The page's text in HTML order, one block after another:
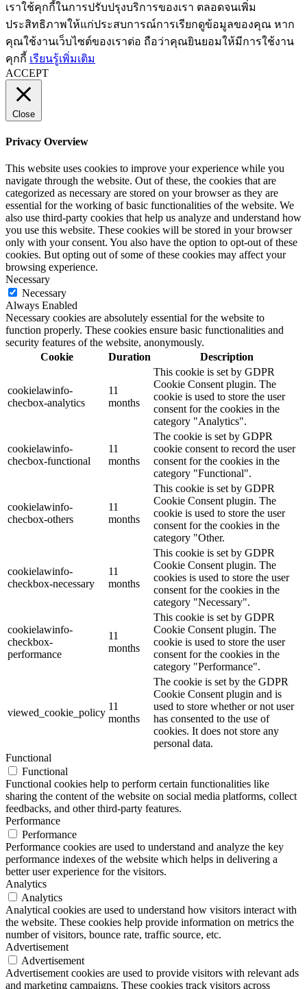
เราใช้คุกกี้ในการปรับปรุงบริการของเรา ตลอดจนเพิ่ม
ประสิทธิภาพให้แก่ประสบการณ์การเรียกดูข้อมูลของคุณ หาก
คุณใช้งานเว็บไซต์ของเราต่อ ถือว่าคุณยินยอมให้มีการใช้งาน
คุกกี้ เรียนรู้เพิ่มเติม
ACCEPT
Close
Privacy Overview
This website uses cookies to improve your experience while you
navigate through the website. Out of these, the cookies that are
categorized as necessary are stored on your browser as they are
essential for the working of basic functionalities of the website. We
also use third-party cookies that help us analyze and understand how
you use this website. These cookies will be stored in your browser
only with your consent. You also have the option to opt-out of these
cookies. But opting out of some of these cookies may affect your
browsing experience.
Necessary
Necessary
Always Enabled
Necessary cookies are absolutely essential for the website to
function properly. These cookies ensure basic functionalities and
security features of the website, anonymously.
Cookie
Duration Description
cookielawinfo-
checbox-analytics
11
months
This cookie is set by GDPR
Cookie Consent plugin. The
cookie is used to store the user
consent for the cookies in the
category "Analytics".
cookielawinfo-
checbox-functional
11
months
The cookie is set by GDPR
cookie consent to record the user
consent for the cookies in the
category "Functional".
cookielawinfo-
checbox-others
11
months
This cookie is set by GDPR
Cookie Consent plugin. The
cookie is used to store the user
consent for the cookies in the
category "Other.
cookielawinfo-
checkbox-necessary
11
months
This cookie is set by GDPR
Cookie Consent plugin. The
cookies is used to store the user
consent for the cookies in the
category "Necessary".
cookielawinfo-
checkbox-
performance
11
months
This cookie is set by GDPR
Cookie Consent plugin. The
cookie is used to store the user
consent for the cookies in the
category "Performance".
viewed_cookie_policy
11
months
The cookie is set by the GDPR
Cookie Consent plugin and is
used to store whether or not user
has consented to the use of
cookies. It does not store any
personal data.
Functional
Functional
Functional cookies help to perform certain functionalities like
sharing the content of the website on social media platforms, collect
feedbacks, and other third-party features.
Performance
Performance
Performance cookies are used to understand and analyze the key
performance indexes of the website which helps in delivering a
better user experience for the visitors.
Analytics
Analytics
Analytical cookies are used to understand how visitors interact with
the website. These cookies help provide information on metrics the
number of visitors, bounce rate, traffic source, etc.
Advertisement
Advertisement
Advertisement cookies are used to provide visitors with relevant ads
and marketing campaigns. These cookies track visitors across